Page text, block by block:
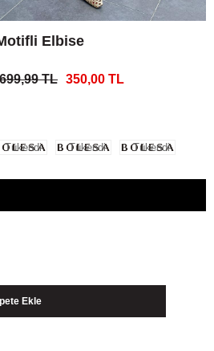
Elbise
699,99 TL 350,00 TL
Tükendi Tükendi Tükendi